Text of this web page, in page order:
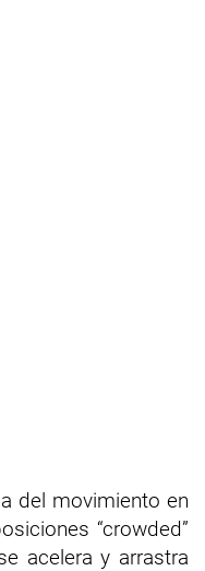
del movimiento en
“crowded”
acelera y arrastra